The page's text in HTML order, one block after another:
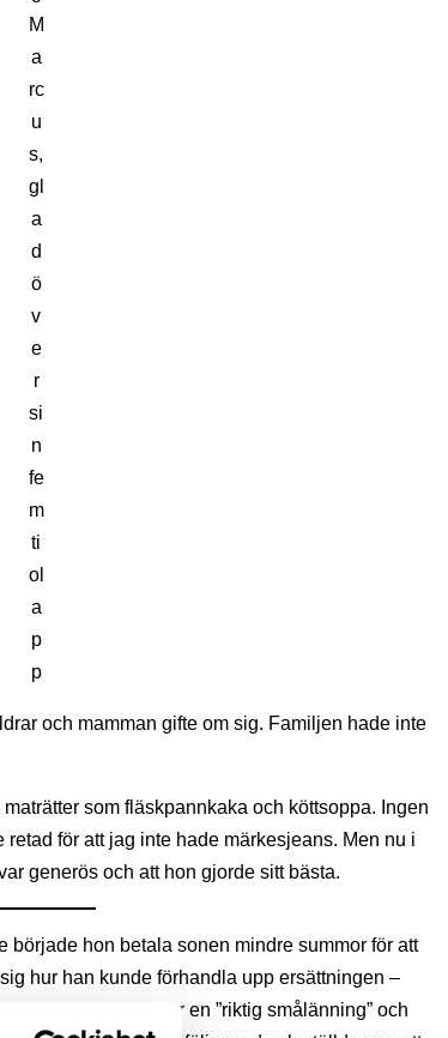
M
a
rc
u
s,
gl
a
d
ö
v
e
r
si
n
fe
m
ti
ol
a
p
p
och mamman gifte om sig. Familjen hade inte
som fläskpannkaka och köttsoppa. Ingen
för att jag inte hade märkesjeans. Men nu i
generös och att hon gjorde sitt bästa.
började hon betala sonen mindre summor för att
hur han kunde förhandla upp ersättningen –
Hans morfar var en ”riktig smålänning” och